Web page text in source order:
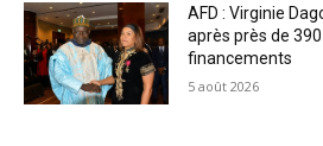
AFD : Virginie
après près de
financements
5 août 2026